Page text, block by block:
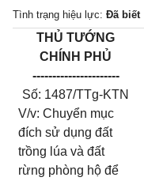
Tình trạng hiệu lực: Đã biết
THỦ TƯỚNG
CHÍNH PHỦ
----------------------
Số: 1487/TTg-KTN
V/v: Chuyển mục
đích sử dụng đất
trồng lúa và đất
rừng phòng hộ để